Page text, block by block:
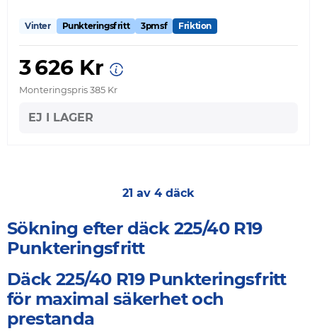
Vinter Punkteringsfritt 3pmsf Friktion
3 626 Kr
Monteringspris 385 Kr
EJ I LAGER
21 av 4 däck
Sökning efter däck 225/40 R19
Punkteringsfritt
Däck 225/40 R19 Punkteringsfritt
för maximal säkerhet och
prestanda